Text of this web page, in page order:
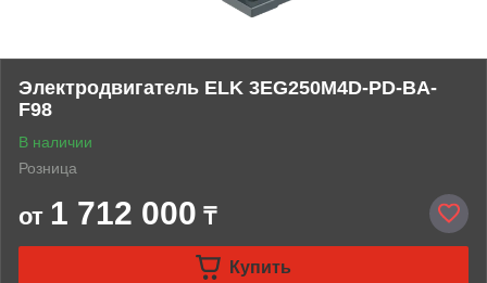
Электродвигатель ELK 3EG250M4D-PD-BA-
F98
В наличии
Розница
от 1 712 000 ₸
Купить